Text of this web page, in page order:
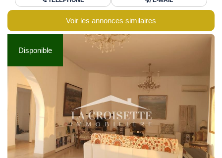
Voir les annonces similaires
Disponible